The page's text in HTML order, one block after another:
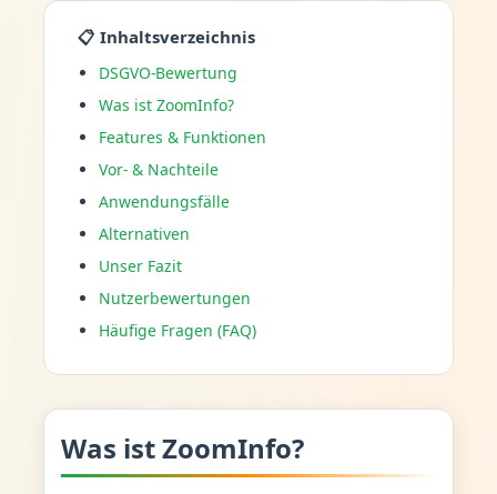
📋 Inhaltsverzeichnis
DSGVO-Bewertung
Was ist ZoomInfo?
Features & Funktionen
Vor- & Nachteile
Anwendungsfälle
Alternativen
Unser Fazit
Nutzerbewertungen
Häufige Fragen (FAQ)
Was ist ZoomInfo?